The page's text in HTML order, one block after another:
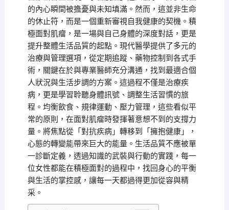
的內心瞬間被擔憂與未知填滿。然而，這並非生命
的休止符，而是一個重新審視自我健康的契機。積
極面對肌瘤，是一場與自己身體的深度對話，更是
提升整體生活品質的起點。現代醫學提供了多元的
治療與管理選項，從定期追蹤、藥物控制到各式手
術，關鍵在於與專業醫師充分溝通，找到最適合個
人狀況與生活步調的方案。這過程不僅是治療疾
病，更是學習聆聽身體訊號、調整生活習慣的旅
程。均衡飲食、規律運動、壓力管理，這些看似平
常的原則，在面對肌瘤時發揮著意想不到的支撐力
量。將焦點從「對抗疾病」轉移到「擁抱健康」，
心態的轉變能帶來巨大的能量。生活品質不應被單
一診斷定義，透過知識的武裝與行動的實踐，每一
位女性都能在積極面對的過程中，找回身心的平衡
與生活的掌控感，讓每一天都過得更加從容與精
采。